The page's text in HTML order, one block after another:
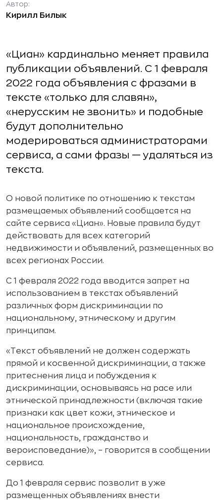
Автор:
Кирилл Билык
«Циан» кардинально меняет правила
публикации объявлений. С 1 февраля
2022 года объявления с фразами в
тексте «только для славян»,
«нерусским не звонить» и подобные
будут дополнительно
модерироваться администраторами
сервиса, а сами фразы — удаляться из
текста.
О новой политике по отношению к текстам
размещаемых объявлений сообщается на
сайте сервиса «Циан». Новые правила будут
действовать для всех категорий
недвижимости и объявлений, размещенных во
всех регионах России.
С 1 февраля 2022 года вводится запрет на
использованием в текстах объявлений
различных форм дискриминации по
национальному, этническому и другим
принципам.
«Текст объявлений не должен содержать
прямой и косвенной дискриминации, а также
притеснения лица и побуждения к
дискриминации, основываясь на расе или
этнической принадлежности (включая такие
признаки как цвет кожи, этническое и
национальное происхождение,
национальность, гражданство и
вероисповедание)», – говорится в сообщении
сервиса.
До 1 февраля сервис позволит в уже
размещенных объявлениях внести